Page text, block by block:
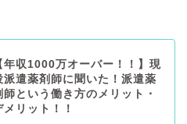
年収1000万オーバー！！】現
派遣薬剤師に聞いた！派遣薬
師という働き方のメリット・
メリット！！